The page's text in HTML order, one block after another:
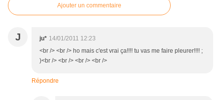
Ajouter un commentaire
J ju* 14/01/2011 12:23
<br /> <br /> ho mais c'est vrai ça!!!! tu vas me faire pleurer!!!! ;
)<br /> <br /> <br /> <br />
Répondre